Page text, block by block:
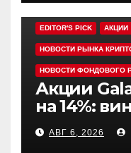
EDITOR'S PICK АКЦИИ
НОВОСТИ РЫНКА
НОВОСТИ ФОНДОВОГО
Акции
на 14%:
АВГ 6, 2026